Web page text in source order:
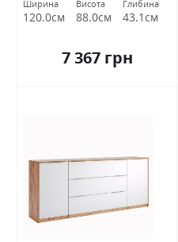
Ширина
120.0см
Висота
88.0см
Глибина
43.1см
7 367 грн